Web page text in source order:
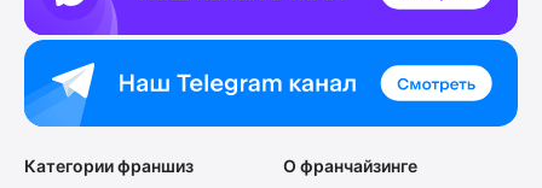
Категории франшиз
О франчайзинге